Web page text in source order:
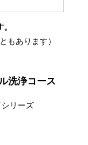
もあります）
洗浄コース
リーズ